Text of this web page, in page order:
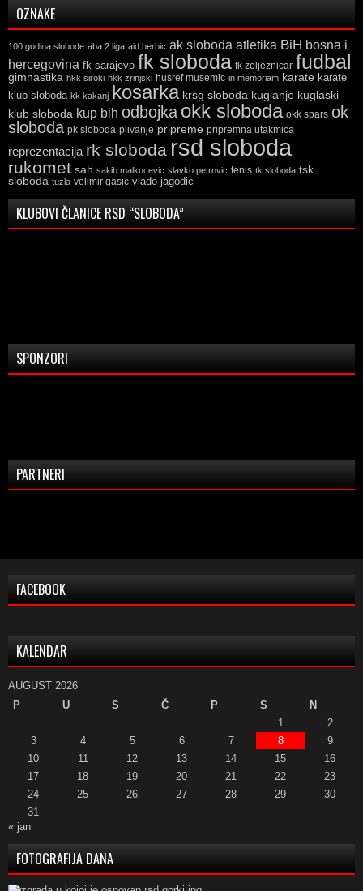
OZNAKE
100 godina slobode aba 2 liga aid berbic ak sloboda atletika BiH bosna i
hercegovina fk sarajevo fk sloboda fk zeljeznicar fudbal
gimnastika hkk siroki hkk zrinjski husref musemic in memoriam karate karate
klub sloboda kk kakanj kosarka krsg sloboda kuglanje kuglaski
klub sloboda kup bih odbojka okk sloboda okk spars ok
sloboda pk sloboda plivanje pripreme pripremna utakmica
reprezentacija rk sloboda rsd sloboda
rukomet sah sakib malkocevic slavko petrovic tenis tk sloboda tsk
sloboda tuzla velimir gasic vlado jagodic
KLUBOVI ČLANICE RSD “SLOBODA”
SPONZORI
PARTNERI
FACEBOOK
KALENDAR
AUGUST 2026
P
U S Č P S
N
1
2
3
4 5 6 7 8
9
10
11 12 13 14 15
16
17
18 19 20 21 22
23
24
25 26 27 28 29
30
31
« jan
FOTOGRAFIJA DANA